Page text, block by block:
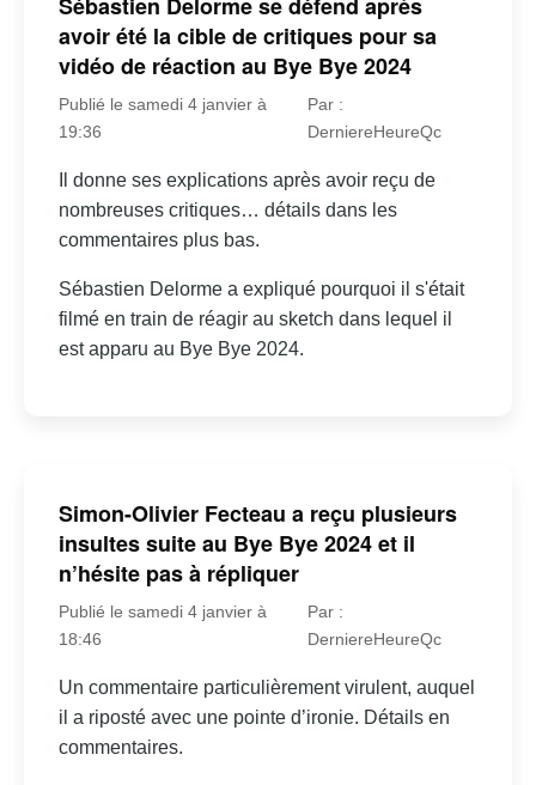
avoir été la cible de critiques pour sa
vidéo de réaction au Bye Bye 2024
Publié le samedi 4 janvier à
19:36
Par :
DerniereHeureQc
Il donne ses explications après avoir reçu de
nombreuses critiques… détails dans les
commentaires plus bas.
Sébastien Delorme a expliqué pourquoi il s'était
filmé en train de réagir au sketch dans lequel il
est apparu au Bye Bye 2024.
Simon-Olivier Fecteau a reçu plusieurs
insultes suite au Bye Bye 2024 et il
n’hésite pas à répliquer
Publié le samedi 4 janvier à
18:46
Par :
DerniereHeureQc
Un commentaire particulièrement virulent, auquel
il a riposté avec une pointe d’ironie. Détails en
commentaires.